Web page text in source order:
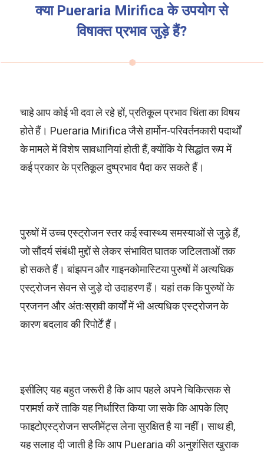
क्याPueraria Mirificaके उपयोग से
विषाक्त प्रभाव जुड़े हैं?
चाहे आप कोई भी दवा ले रहे हों, प्रतिकूल प्रभाव चिंता का विषय
होते हैं। Pueraria Mirificaजैसे हार्मोन-परिवर्तनकारी पदार्थों
के मामले में विशेष सावधानियां होती हैं, क्योंकि ये सिद्धांत रूप में
कई प्रकार के प्रतिकूल दुष्प्रभाव पैदा कर सकते हैं।
पुरुषों में उच्च एस्ट्रोजन स्तर कई स्वास्थ्य समस्याओं से जुड़े हैं,
जो सौंदर्य संबंधी मुद्दों से लेकर संभावित घातक जटिलताओं तक
हो सकते हैं। बांझपन और गाइनकोमास्टिया पुरुषों में अत्यधिक
एस्ट्रोजन सेवन से जुड़े दो उदाहरण हैं। यहां तक कि पुरुषों के
प्रजनन और अंतःस्रावी कार्यों में भी अत्यधिक एस्ट्रोजन के
कारण बदलाव की रिपोर्टें हैं।
इसीलिए यह बहुत जरूरी है कि आप पहले अपने चिकित्सक से
परामर्श करें ताकि यह निर्धारित किया जा सके कि आपके लिए
फाइटोएस्ट्रोजन सप्लीमेंट्स लेना सुरक्षित है या नहीं। साथ ही,
यह सलाह दी जाती है कि आप Pueraria की अनुशंसित खुराक